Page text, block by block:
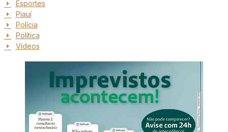
Esportes
Piauí
Polícia
Política
Vídeos